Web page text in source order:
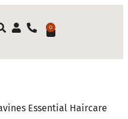
0
Essential Haircare